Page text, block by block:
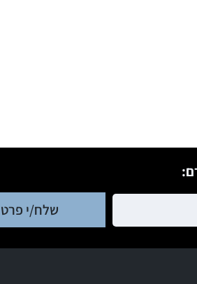
שלח/י